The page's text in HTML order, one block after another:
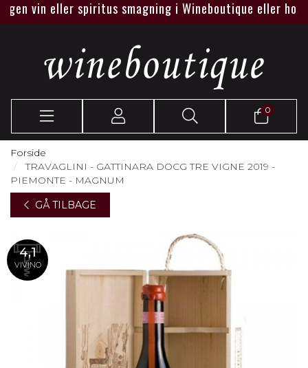
eller spiritus smagning i Wineboutique eller hos jer.
0
Forside
TRAVAGLINI - GATTINARA DOCG TRE VIGNE 2019 -
PIEMONTE - MAGNUM
GÅ TILBAGE
4,1
VIVINO